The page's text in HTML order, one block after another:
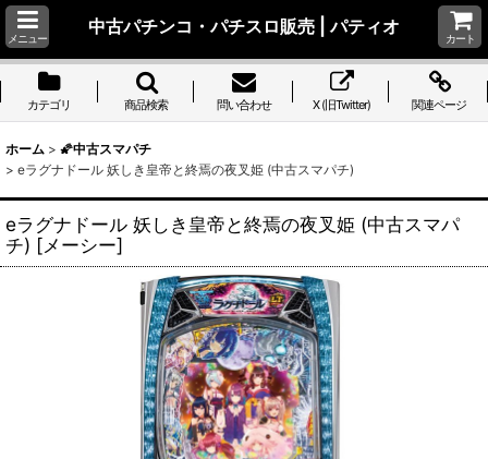
メニュー
中古パチンコ・パチスロ販売 | パティオ
カート
カテゴリ 商品検索 問い合わせ X (旧Twitter) 関連ページ
ホーム > 🌠中古スマパチ
> eラグナドール 妖しき皇帝と終焉の夜叉姫 (中古スマパチ)
eラグナドール 妖しき皇帝と終焉の夜叉姫 (中古スマパ
チ) [メーシー]